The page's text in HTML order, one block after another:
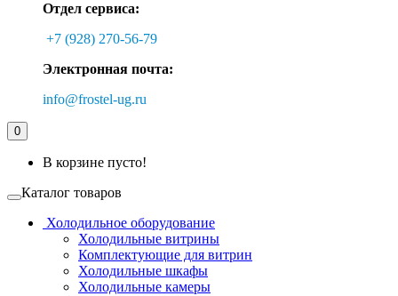
Отдел сервиса:
+7 (928) 270-56-79
Электронная почта:
info@frostel-ug.ru
0
В корзине пусто!
Каталог товаров
Холодильное оборудование
Холодильные витрины
Комплектующие для витрин
Холодильные шкафы
Холодильные камеры